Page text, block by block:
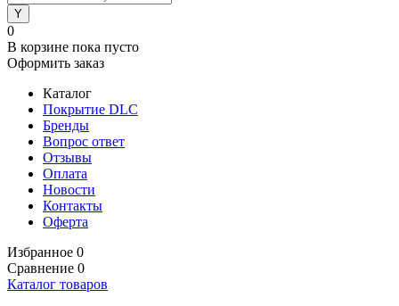
0
В корзине пока пусто
Оформить заказ
Каталог
Покрытие DLC
Бренды
Вопрос ответ
Отзывы
Оплата
Новости
Контакты
Оферта
Избранное 0
Сравнение 0
Каталог товаров